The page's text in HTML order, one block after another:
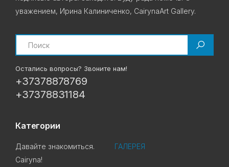
уважением, Ирина Калиниченко, CairynaArt Gallery.
Search
Остались вопросы? Звоните нам!
+37378878769
+37378831184
Категории
Давайте знакомиться.
Cairyna!
ГАЛЕРЕЯ